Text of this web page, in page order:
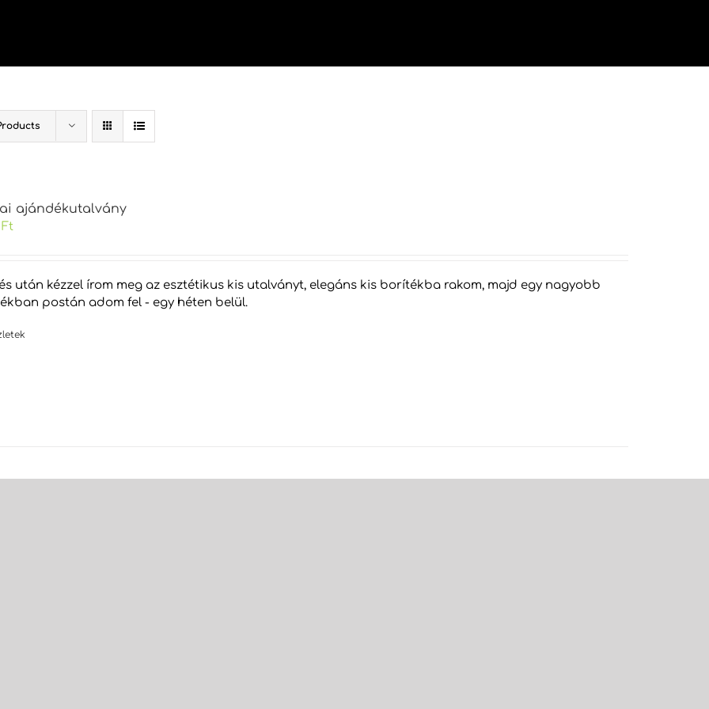
ajándékutalvány
Ft
után kézzel írom meg az esztétikus kis utalványt, elegáns kis borítékba rakom, majd egy nagyobb
postán adom fel - egy héten belül.